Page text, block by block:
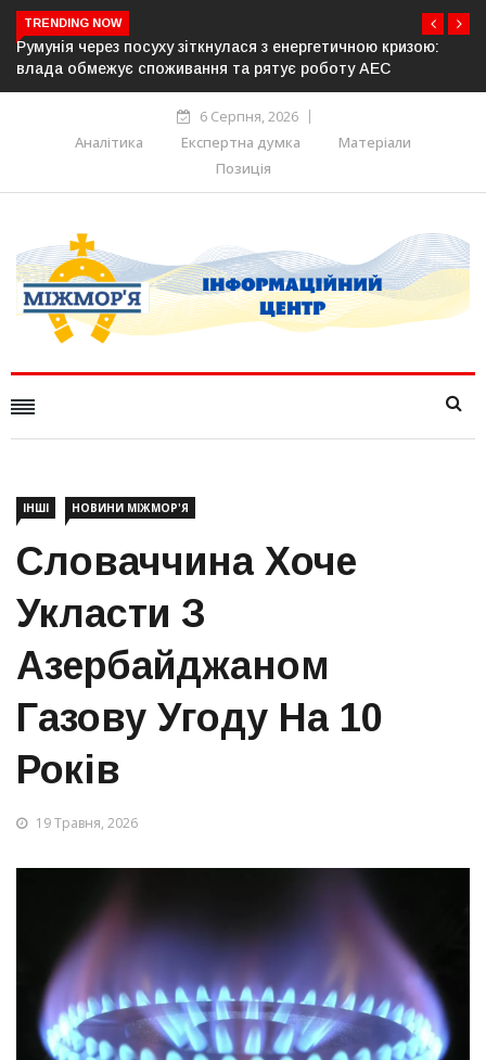
TRENDING NOW
кризою:
АЕС
Латвія готова направити до 20 військових для
розблокування Ормузької протоки
6 Серпня, 2026
Аналітика
Експертна думка
Матеріали
Позиція
ІНШІ НОВИНИ МІЖМОР'Я
Словаччина Хоче
Укласти З
Азербайджаном
Газову Угоду На 10
Років
19 Травня, 2026